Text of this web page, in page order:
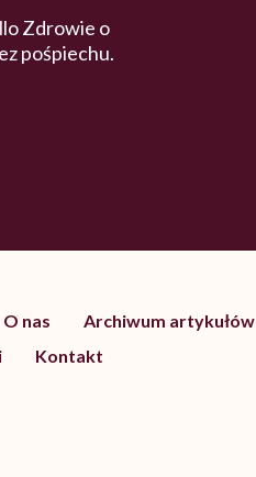
Zdrowie o
pośpiechu.
O nas Archiwum artykułów
Kontakt